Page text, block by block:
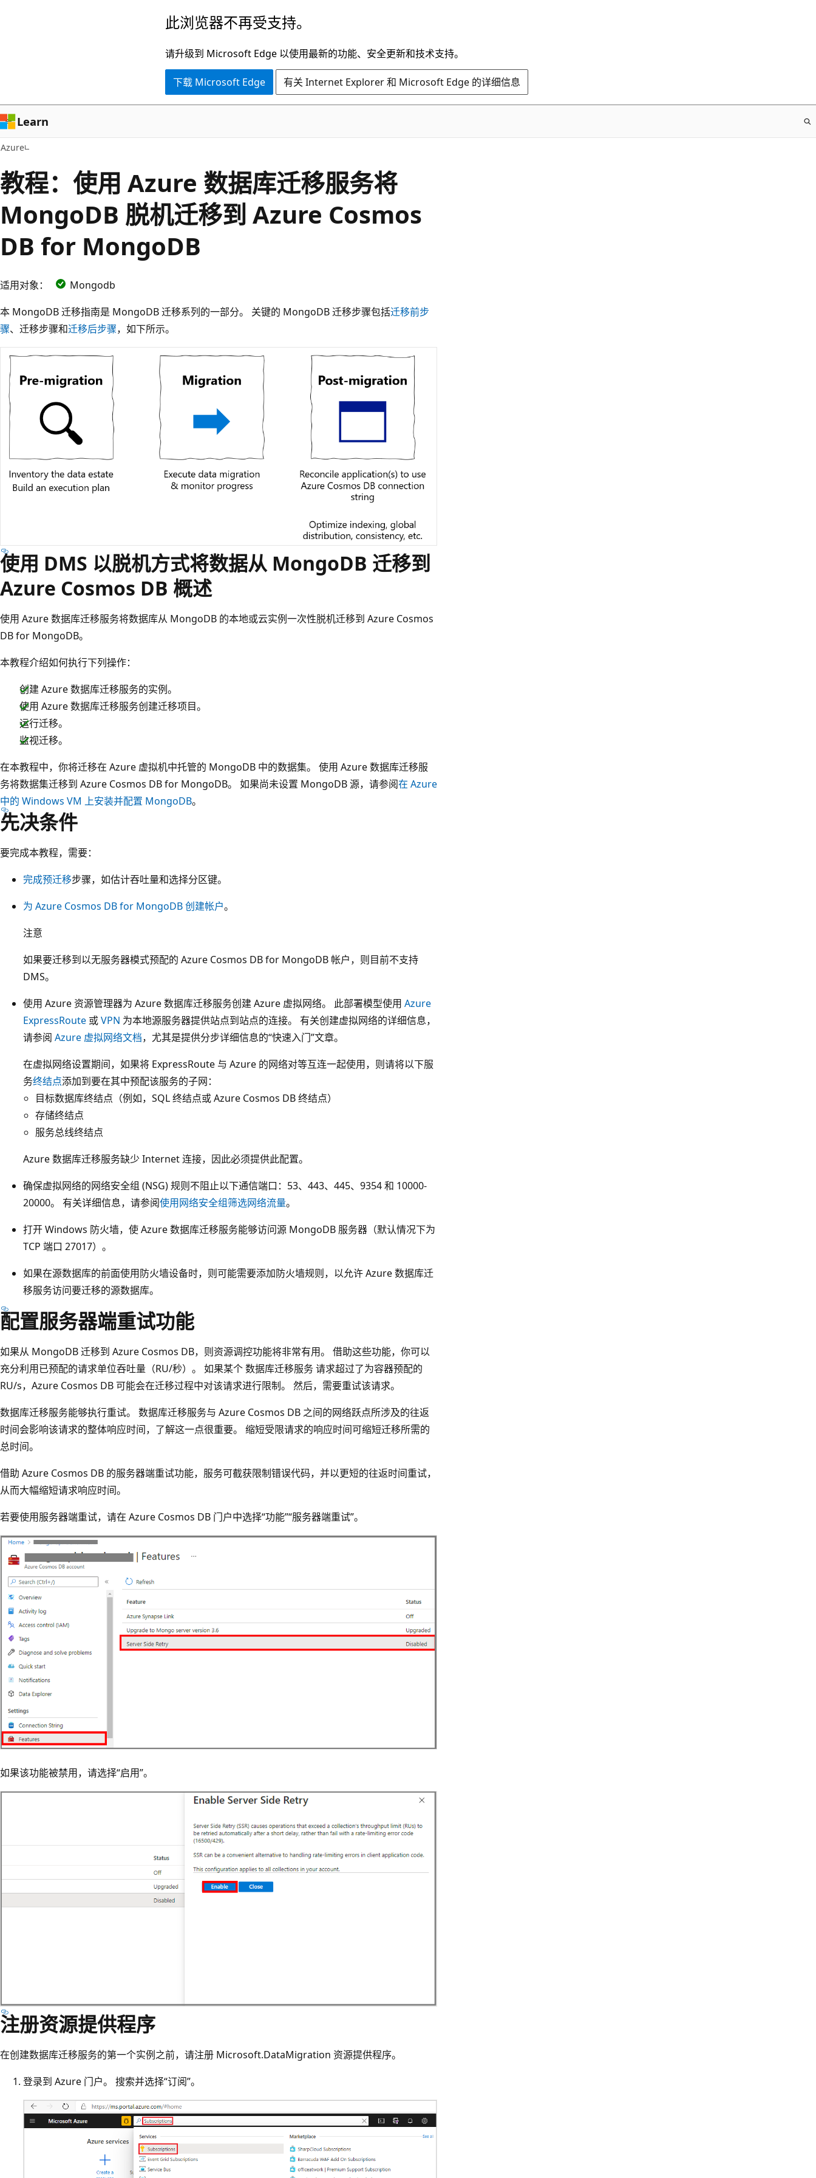
容
此浏览器不再受支持。
请升级到 Microsoft Edge 以使用最新的功能、安全更新和技术支持。
下载 Microsoft Edge 有关 Internet Explorer 和 Microsoft Edge 的详细信息
Learn
Azure
教程：使用 Azure 数据库迁移服务将
MongoDB 脱机迁移到 Azure Cosmos
DB for MongoDB
适用对象：
Mongodb
本 MongoDB 迁移指南是 MongoDB 迁移系列的一部分。 关键的 MongoDB 迁移步骤包括迁移前步
骤、迁移步骤和迁移后步骤，如下所示。
使用 DMS 以脱机方式将数据从 MongoDB 迁移到
Azure Cosmos DB 概述
使用 Azure 数据库迁移服务将数据库从 MongoDB 的本地或云实例一次性脱机迁移到 Azure Cosmos
DB for MongoDB。
本教程介绍如何执行下列操作：
创建 Azure 数据库迁移服务的实例。
使用 Azure 数据库迁移服务创建迁移项目。
运行迁移。
监视迁移。
在本教程中，你将迁移在 Azure 虚拟机中托管的 MongoDB 中的数据集。 使用 Azure 数据库迁移服
务将数据集迁移到 Azure Cosmos DB for MongoDB。 如果尚未设置 MongoDB 源，请参阅在 Azure
中的 Windows VM 上安装并配置 MongoDB。
先决条件
要完成本教程，需要：
完成预迁移步骤，如估计吞吐量和选择分区键。
为 Azure Cosmos DB for MongoDB 创建帐户。
注意
如果要迁移到以无服务器模式预配的 Azure Cosmos DB for MongoDB 帐户，则目前不支持
DMS。
使用 Azure 资源管理器为 Azure 数据库迁移服务创建 Azure 虚拟网络。 此部署模型使用 Azure
ExpressRoute 或VPN 为本地源服务器提供站点到站点的连接。 有关创建虚拟网络的详细信息，
请参阅 Azure 虚拟网络文档，尤其是提供分步详细信息的“快速入门”文章。
在虚拟网络设置期间，如果将 ExpressRoute 与 Azure 的网络对等互连一起使用，则请将以下服
务终结点添加到要在其中预配该服务的子网：
目标数据库终结点（例如，SQL 终结点或 Azure Cosmos DB 终结点）
存储终结点
服务总线终结点
Azure 数据库迁移服务缺少 Internet 连接，因此必须提供此配置。
确保虚拟网络的网络安全组 (NSG) 规则不阻止以下通信端口：53、443、445、9354 和 10000-
20000。 有关详细信息，请参阅使用网络安全组筛选网络流量。
打开 Windows 防火墙，使 Azure 数据库迁移服务能够访问源 MongoDB 服务器（默认情况下为
TCP 端口 27017）。
如果在源数据库的前面使用防火墙设备时，则可能需要添加防火墙规则，以允许 Azure 数据库迁
移服务访问要迁移的源数据库。
配置服务器端重试功能
如果从 MongoDB 迁移到 Azure Cosmos DB，则资源调控功能将非常有用。 借助这些功能，你可以
充分利用已预配的请求单位吞吐量（RU/秒）。 如果某个 数据库迁移服务 请求超过了为容器预配的
RU/s，Azure Cosmos DB 可能会在迁移过程中对该请求进行限制。 然后，需要重试该请求。
数据库迁移服务能够执行重试。 数据库迁移服务与 Azure Cosmos DB 之间的网络跃点所涉及的往返
时间会影响该请求的整体响应时间，了解这一点很重要。 缩短受限请求的响应时间可缩短迁移所需的
总时间。
借助 Azure Cosmos DB 的服务器端重试功能，服务可截获限制错误代码，并以更短的往返时间重试，
从而大幅缩短请求响应时间。
若要使用服务器端重试，请在 Azure Cosmos DB 门户中选择“功能”“服务器端重试”。
如果该功能被禁用，请选择“启用”。
注册资源提供程序
在创建数据库迁移服务的第一个实例之前，请注册 Microsoft.DataMigration 资源提供程序。
登录到 Azure 门户。 搜索并选择“订阅”。